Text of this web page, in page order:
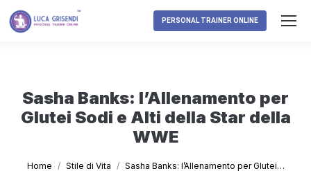
PERSONAL TRAINER ONLINE
Sasha Banks: l’Allenamento per
Glutei Sodi e Alti della Star della
WWE
Tu sei qui:
Home Stile di Vita Sasha Banks: l’Allenamento per Glutei…